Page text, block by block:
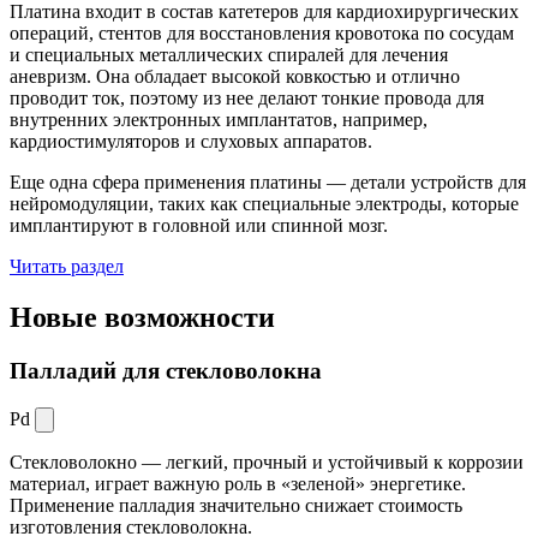
Платина входит в состав катетеров для кардиохирургических
операций, стентов для восстановления кровотока по сосудам
и специальных металлических спиралей для лечения
аневризм. Она обладает высокой ковкостью и отлично
проводит ток, поэтому из нее делают тонкие провода для
внутренних электронных имплантатов, например,
кардиостимуляторов и слуховых аппаратов.
Еще одна сфера применения платины — детали устройств для
нейромодуляции, таких как специальные электроды, которые
имплантируют в головной или спинной мозг.
Читать раздел
Новые возможности
Палладий для стекловолокна
Pd
Стекловолокно — легкий, прочный и устойчивый к коррозии
материал, играет важную роль в «зеленой» энергетике.
Применение палладия значительно снижает стоимость
изготовления стекловолокна.